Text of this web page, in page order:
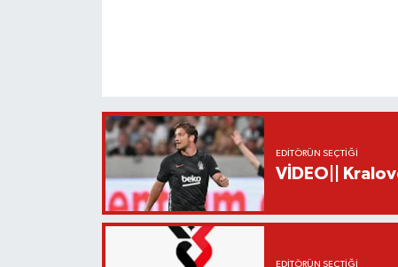
EDITÖRÜN SEÇTIĞI
VİDEO||
EDITÖRÜN SEÇTIĞI